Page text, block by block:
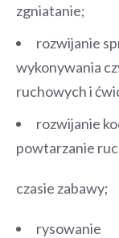
zgniatanie;
rozwijanie
wykonywania
ruchowych i
rozwijanie
powtarzanie
czasie zabawy;
rysowanie